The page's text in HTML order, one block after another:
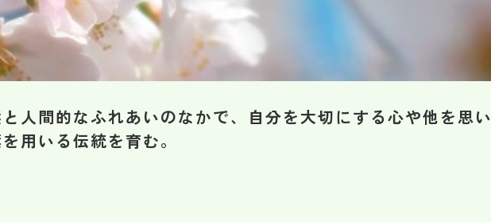
人間的なふれあいのなかで、自分を大切にする心や他を思
用いる伝統を育む。